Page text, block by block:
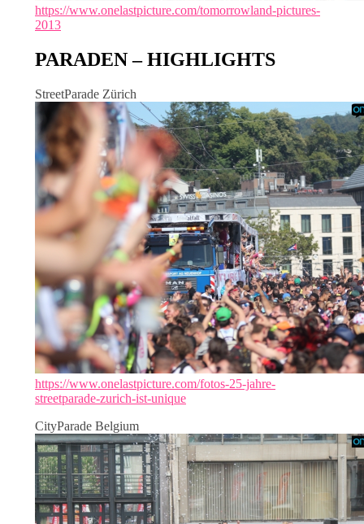
https://www.onelastpicture.com/tomorrowland-pictures-
2013
PARADEN – HIGHLIGHTS
StreetParade Zürich
https://www.onelastpicture.com/fotos-25-jahre-
streetparade-zurich-ist-unique
CityParade Belgium